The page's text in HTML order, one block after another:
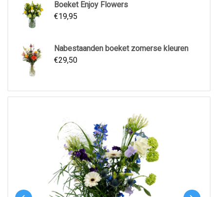
Boeket Enjoy Flowers
€19,95
Nabestaanden boeket zomerse kleuren
€29,50